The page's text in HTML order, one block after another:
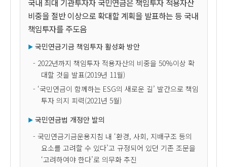
국내 최대 기관투자자 국민연금은 책임투자 적용자산
비중을 절반 이상으로 확대할 계획을 발표하는 등 국내
책임투자를 주도음
국민연금기금 책임투자 활성화 방안
- 2022년까지 책임투자 적용자산의 비중을 50%이상 확
대할 것을 발표(2019년 11월)
- ‘국민연금이 함께하는 ESG의 새로운 길’ 발간으로 책임
투자 의지 피력(2021년 5월)
국민연금법 개정안 발의
- 국민연금기금운용지침 내 ‘환경, 사회, 지배구조 등의
요소를 고려할 수 있다’고 규정되어 있던 기존 조문을
‘고려하여야 한다’로 의무화 추진